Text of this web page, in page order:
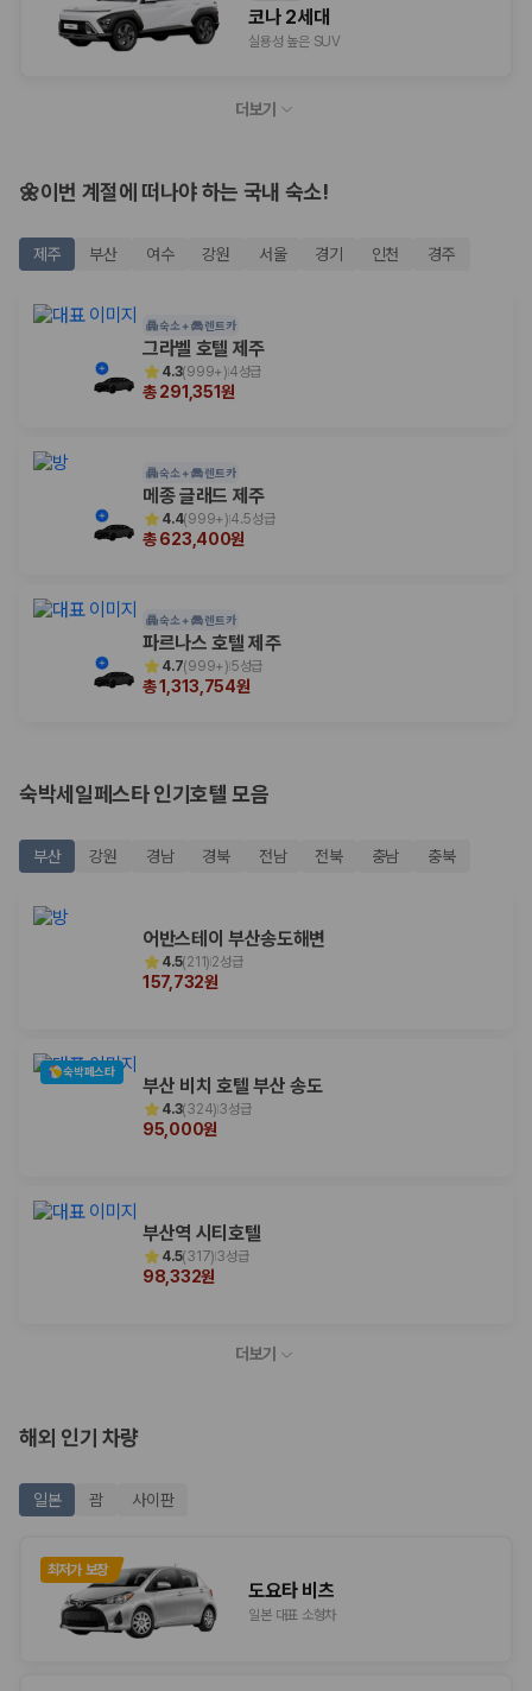
카모아는 제주렌트카부터 국내·해외 렌트카까지 비교할 수 있는 렌트카 가
격비교 플랫폼입니다.
67,123대
1,829 개
Q. 제주렌트카 가격비교는 카모아에서 어떻게 하나요?
A. 대여일, 반납일, 인수 지역을 선택하면 제주도 렌트카 업체별 가격, 차종,
보험 조건, 예약 가능 차량을 한 번에 비교할 수 있습니다.
Q. 제주 렌트카 가격비교 시 보험도 함께 비교할 수 있나요?
Q. 가족 여행에는 어떤 제주 렌트카를 비교해야 하나요?
제주렌트카 가격비교 주요 링크
제주 렌트카 예약
국내 렌트카 가격비교
해외 렌트카 가격비교
카모아 사이트맵
코나 2세대
실용성 높은 SUV
더보기
🌼이번 계절에 떠나야 하는 국내 숙소!
제주 부산 여수 강원 서울 경기 인천 경주
숙소 + 렌트카
그라벨 호텔 제주
4.3(999+)4성급
총 291,351원
숙소 + 렌트카
메종 글래드 제주
4.4(999+)4.5성급
총 623,400원
숙소 + 렌트카
파르나스 호텔 제주
4.7(999+)5성급
총 1,313,754원
숙박세일페스타 인기호텔 모음
부산 강원 경남 경북 전남 전북 충남 충북
어반스테이 부산송도해변
4.5(211)2성급
157,732원
숙박페스타
부산 비치 호텔 부산 송도
4.3(324)3성급
95,000원
부산역 시티호텔
4.5(317)3성급
98,332원
더보기
해외 인기 차량
일본 괌 사이판
최저가 보장
도요타 비츠
일본 대표 소형차